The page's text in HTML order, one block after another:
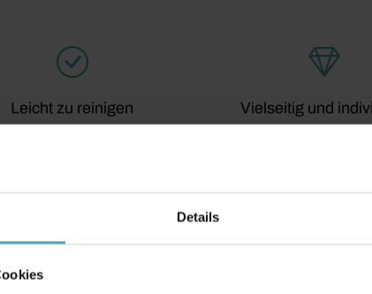
Details
Leicht zu reinigen Vielseitig und